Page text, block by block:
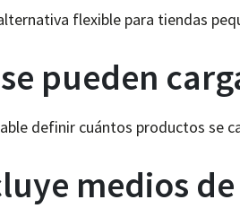
flexible para tiendas
pueden
definir cuántos productos se
medios de